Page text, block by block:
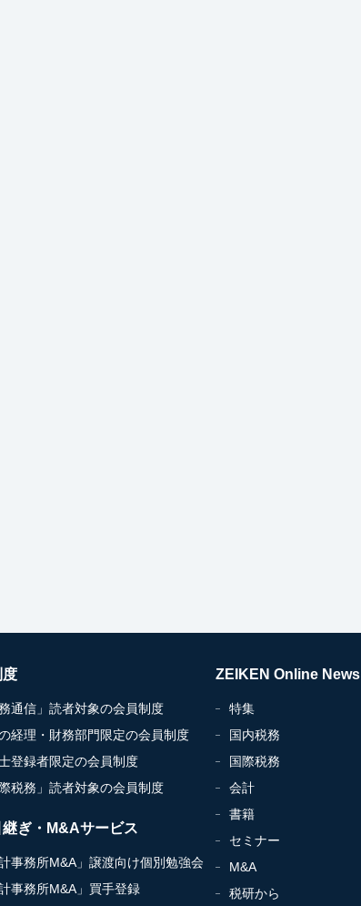
務通信」読者対象の会員制度
経理・財務部門限定の会員制度
登録者限定の会員制度
際税務」読者対象の会員制度
ぎ・M&Aサービス
計事務所M&A」譲渡向け個別勉強会
計事務所M&A」買手登録
ZEIKEN Online News
特集
国内税務
国際税務
会計
書籍
セミナー
M&A
税研から